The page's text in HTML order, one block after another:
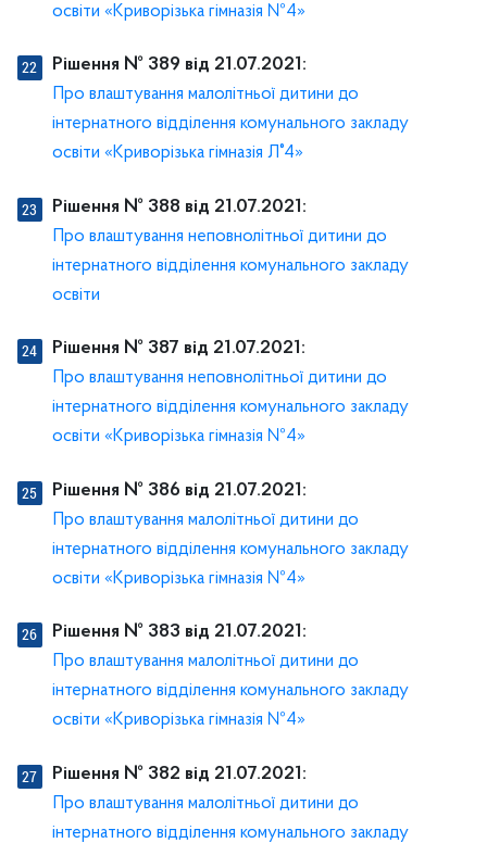
освіти «Криворізька гімназія №4»
Рішення № 389 від 21.07.2021:
Про влаштування малолітньої дитини до
інтернатного відділення комунального закладу
освіти «Криворізька гімназія Л°4»
Рішення № 388 від 21.07.2021:
Про влаштування неповнолітньої дитини до
інтернатного відділення комунального закладу
освіти
Рішення № 387 від 21.07.2021:
Про влаштування неповнолітньої дитини до
інтернатного відділення комунального закладу
освіти «Криворізька гімназія №4»
Рішення № 386 від 21.07.2021:
Про влаштування малолітньої дитини до
інтернатного відділення комунального закладу
освіти «Криворізька гімназія №4»
Рішення № 383 від 21.07.2021:
Про влаштування малолітньої дитини до
інтернатного відділення комунального закладу
освіти «Криворізька гімназія №4»
Рішення № 382 від 21.07.2021:
Про влаштування малолітньої дитини до
інтернатного відділення комунального закладу